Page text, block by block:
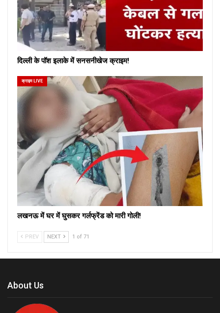
दिल्ली के पॉश इलाके में सनसनीखेज क्राइम!
क्राइम LIVE
लखनऊ में घर में घुसकर गर्लफ्रेंड को मारी गोली!
PREV NEXT 1 of 71
About Us